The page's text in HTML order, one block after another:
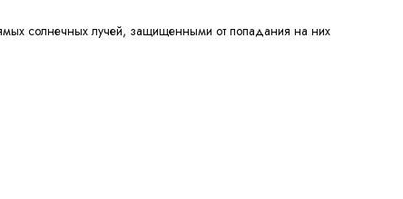
солнечных лучей, защищенными от попадания на них